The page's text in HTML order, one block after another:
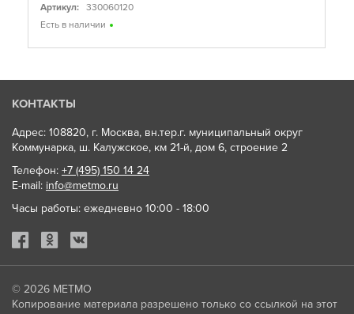
Артикул:
330060120
Есть в наличии
КОНТАКТЫ
Адрес: 108820, г. Москва, вн.тер.г. муниципальный округ
Коммунарка, ш. Калужское, км 21-й, дом 6, строение 2
Телефон: +7 (495) 150 14 24
E-mail: info@metmo.ru
Часы работы: ежедневно 10:00 - 18:00
© 2026 МЕТМО
Копирование материала разрешено только со ссылкой на этот